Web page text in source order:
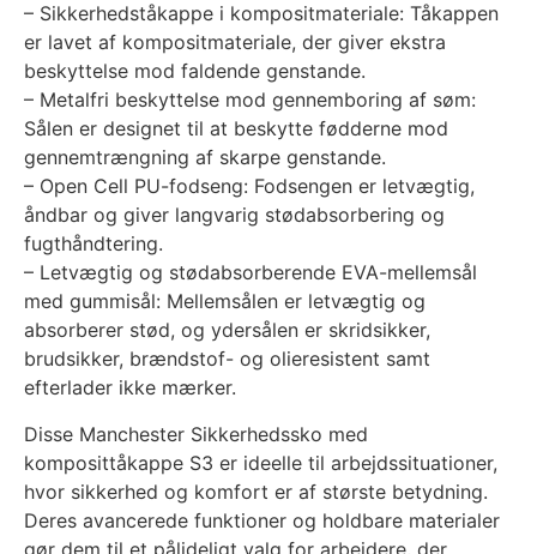
– Sikkerhedståkappe i kompositmateriale: Tåkappen
er lavet af kompositmateriale, der giver ekstra
beskyttelse mod faldende genstande.
– Metalfri beskyttelse mod gennemboring af søm:
Sålen er designet til at beskytte fødderne mod
gennemtrængning af skarpe genstande.
– Open Cell PU-fodseng: Fodsengen er letvægtig,
åndbar og giver langvarig stødabsorbering og
fugthåndtering.
– Letvægtig og stødabsorberende EVA-mellemsål
med gummisål: Mellemsålen er letvægtig og
absorberer stød, og ydersålen er skridsikker,
brudsikker, brændstof- og olieresistent samt
efterlader ikke mærker.
Disse Manchester Sikkerhedssko med
komposittåkappe S3 er ideelle til arbejdssituationer,
hvor sikkerhed og komfort er af største betydning.
Deres avancerede funktioner og holdbare materialer
gør dem til et pålideligt valg for arbejdere, der